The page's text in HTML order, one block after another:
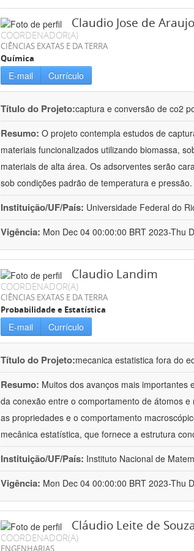
Claudio Jose de
COORDENADOR(A)
CIÊNCIAS EXATAS E DA TERRA
Química
E-mail Currículo
Título do Projeto:captura e conversão de co2
Resumo: O projeto contempla estudos de
materiais funcionalizados utilizando biomassa,
materiais de alta área. Os adsorventes serão
sob condições padrão de temperatura e
Instituição/UF/País: Universidade Federal do
Vigência: Mon Dec 04 00:00:00 BRT 2023-Thu
Claudio Landim
COORDENADOR(A)
CIÊNCIAS EXATAS E DA TERRA
Probabilidade e Estatística
E-mail Currículo
Título do Projeto:mecanica estatistica fora do
Resumo: Muitos dos avanços mais
da conexão entre o comportamento de átomos e
as propriedades e o comportamento
mecânica estatística, que fornece a estrutura
Instituição/UF/País: Instituto Nacional de
Vigência: Mon Dec 04 00:00:00 BRT 2023-Thu
Cláudio Leite de Souza
COORDENADOR(A)
ENGENHARIAS